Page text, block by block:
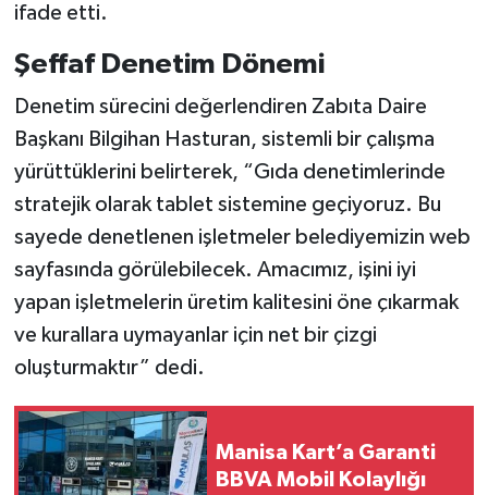
ifade etti.
Şeffaf Denetim Dönemi
Denetim sürecini değerlendiren Zabıta Daire
Başkanı Bilgihan Hasturan, sistemli bir çalışma
yürüttüklerini belirterek, “Gıda denetimlerinde
stratejik olarak tablet sistemine geçiyoruz. Bu
sayede denetlenen işletmeler belediyemizin web
sayfasında görülebilecek. Amacımız, işini iyi
yapan işletmelerin üretim kalitesini öne çıkarmak
ve kurallara uymayanlar için net bir çizgi
oluşturmaktır” dedi.
Manisa Kart’a Garanti
BBVA Mobil Kolaylığı